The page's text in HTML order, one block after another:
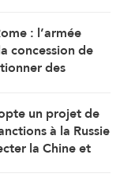
: l’armée
concession de
des
un projet de
à la Russie
la Chine et